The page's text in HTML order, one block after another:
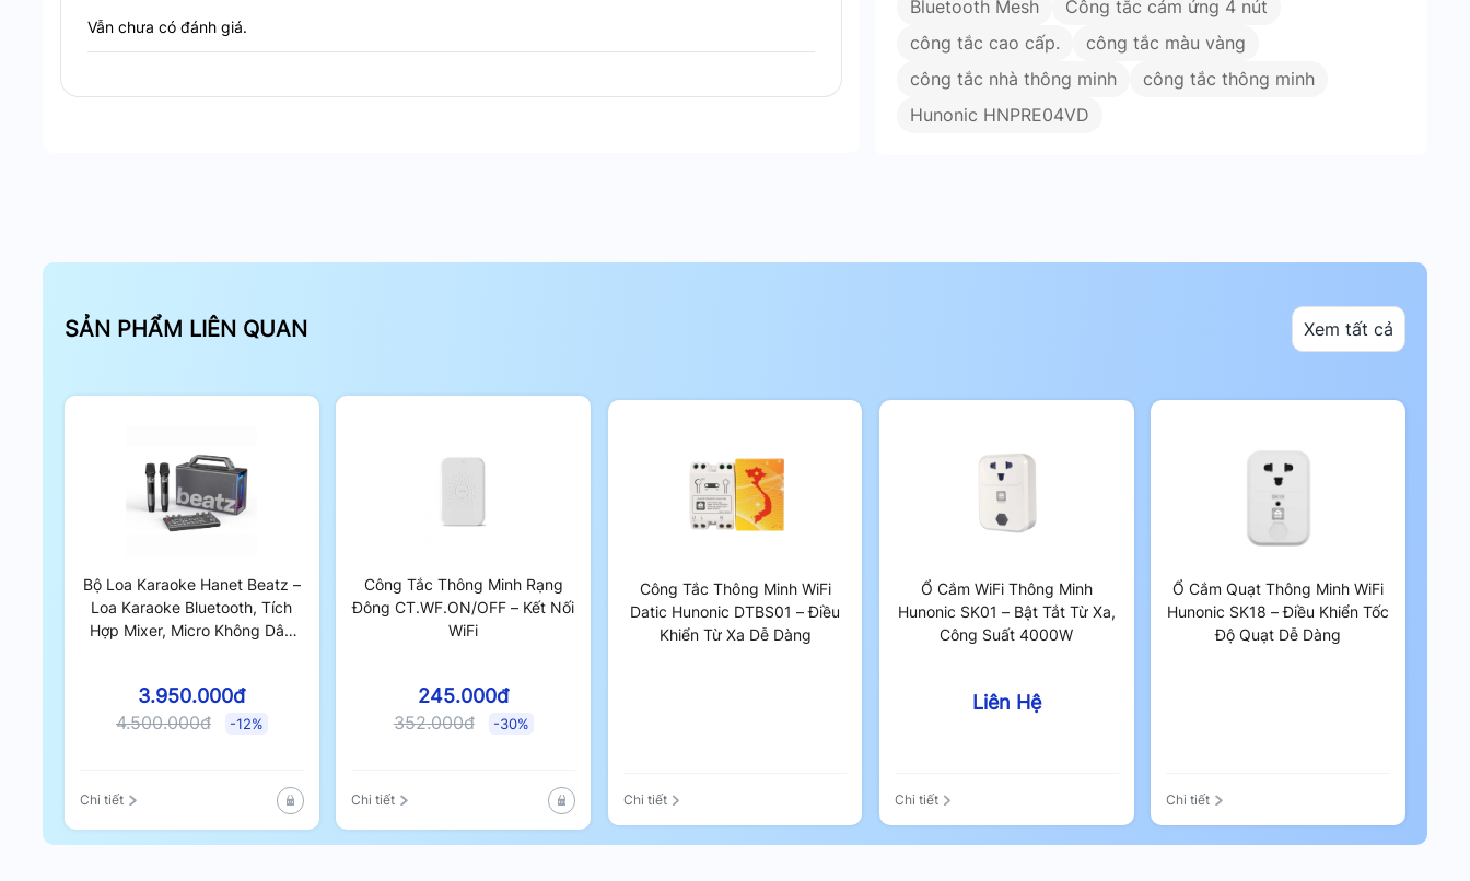
Công tắc cảm ứng Hunonic HNPRE04VD
Vẫn chưa có đánh giá.
Bluetooth Mesh
Công tắc cảm ứng 4 nút
công tắc cao cấp.
công tắc màu vàng
công tắc nhà thông minh
công tắc thông minh
Hunonic HNPRE04VD
SẢN PHẨM LIÊN QUAN Xem tất cả
Bộ Loa Karaoke Hanet Beatz –
Loa Karaoke Bluetooth, Tích
Hợp Mixer, Micro Không Dây
3.950.000đ
4.500.000đ -12%
Chi tiết
Công Tắc Thông Minh Rạng
Đông CT.WF.ON/OFF – Kết Nối
WiFi
245.000đ
352.000đ -30%
Chi tiết
Công Tắc Thông Minh WiFi
Datic Hunonic DTBS01 – Điều
Khiển Từ Xa Dễ Dàng
Chi tiết
Ổ Cắm WiFi Thông Minh
Hunonic SK01 – Bật Tắt Từ Xa,
Công Suất 4000W
Liên Hệ
Chi tiết
Ổ Cắm Quạt Thông Minh WiFi
Hunonic SK18 – Điều Khiển Tốc
Độ Quạt Dễ Dàng
Chi tiết